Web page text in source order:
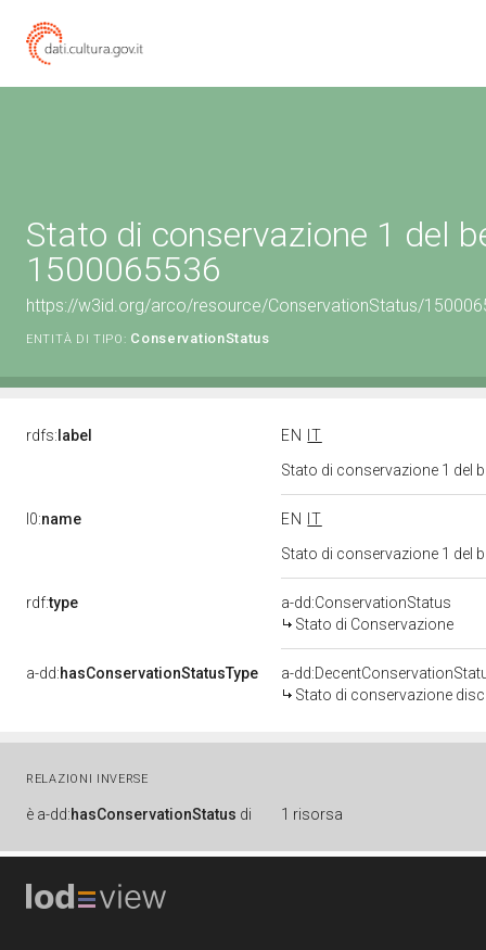
Stato di conservazione 1 del
1500065536
https://w3id.org/arco/resource/ConservationStatus/
ENTITÀ DI TIPO: ConservationStatus
rdfs: label EN
IT
Stato di conservazione 1 del
l0:name EN
IT
Stato di conservazione 1 del
rdf:type
a-dd:ConservationStatus
Stato di Conservazione
a-dd:hasConservationStatusType
a-
Stato di conservazione
RELAZIONI INVERSE
è a-dd:hasConservationStatus di 1 risorsa